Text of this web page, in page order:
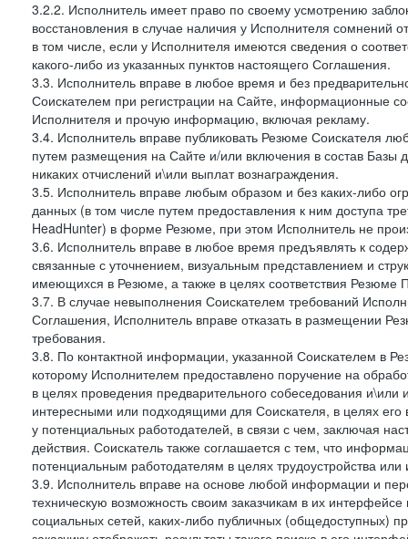
3.2.2. Исполнитель имеет право по своему усмотрению
восстановления в случае наличия у Исполнителя сомнений
в том числе, если у Исполнителя имеются сведения о
какого-либо из указанных пунктов настоящего Соглашения.
3.3. Исполнитель вправе в любое время и без
Соискателем при регистрации на Сайте, информационные
Исполнителя и прочую информацию, включая рекламу.
3.4. Исполнитель вправе публиковать Резюме Соискателя
путем размещения на Сайте и/или включения в состав Базы
никаких отчислений и\или выплат вознаграждения.
3.5. Исполнитель вправе любым образом и без каких-либо
данных (в том числе путем предоставления к ним доступа
HeadHunter) в форме Резюме, при этом Исполнитель не
3.6. Исполнитель вправе в любое время предъявлять к
связанные с уточнением, визуальным представлением и
имеющихся в Резюме, а также в целях соответствия
3.7. В случае невыполнения Соискателем требований
Соглашения, Исполнитель вправе отказать в размещении
требования.
3.8. По контактной информации, указанной Соискателем в
которому Исполнителем предоставлено поручение на
в целях проведения предварительного собеседования
интересными или подходящими для Соискателя, в целях его
у потенциальных работодателей, в связи с чем, заключая
действия. Соискатель также соглашается с тем, что
потенциальным работодателям в целях трудоустройства
3.9. Исполнитель вправе на основе любой информации и
техническую возможность своим заказчикам в их
социальных сетей, каких-либо публичных (общедоступных)